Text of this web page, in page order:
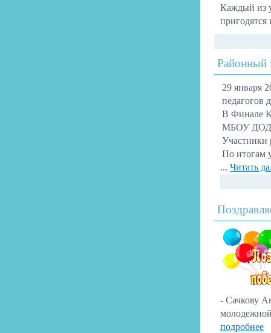
Каждый из
Районный
29 января
педагогов
В Финале
МБОУ ДОД
Участники
По итогам
... Читать
- Сачкову
подробнее